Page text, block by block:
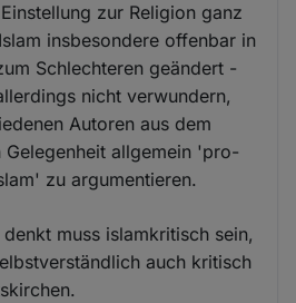
zur Religion ganz
insbesondere offenbar in
Schlechteren geändert -
nicht verwundern,
Autoren aus dem
allgemein 'pro-
zu argumentieren.
muss islamkritisch sein,
auch kritisch